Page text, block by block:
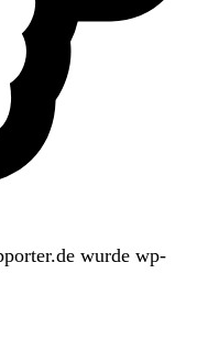
wurde wp-